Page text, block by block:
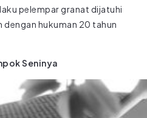
pelempar granat dijatuhi
dengan hukuman 20 tahun
Seninya